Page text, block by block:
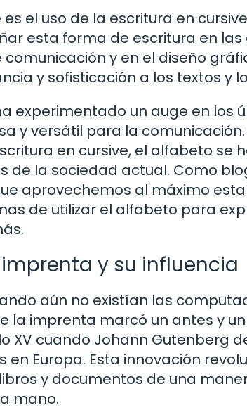
el uso de la escritura en
esta forma de escritura en las
y en el diseño
y sofisticación a los textos y
experimentado un auge en los
y versátil para la
en cursive, el alfabeto se
de la sociedad actual. Como
aprovechemos al máximo
de utilizar el alfabeto para
y su influencia
aún no existían las
la imprenta marcó un antes y
XV cuando Johann Gutenberg
Europa. Esta innovación
y documentos de una
mano.